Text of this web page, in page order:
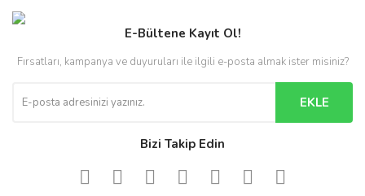
E-Bültene Kayıt Ol!
Fırsatları, kampanya ve duyuruları ile ilgili e-posta almak ister misiniz?
EKLE
Bizi Takip Edin